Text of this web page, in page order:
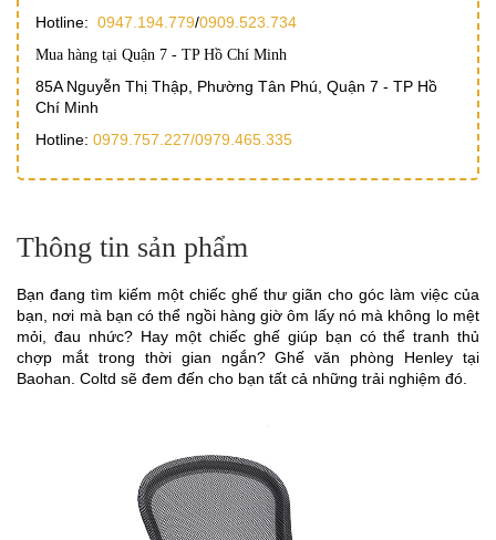
Hotline: 0947.194.779/0909.523.734
Mua hàng tại Quận 7 - TP Hồ Chí Minh
85A Nguyễn Thị Thập, Phường Tân Phú, Quận 7 - TP Hồ
Chí Minh
Hotline: 0979.757.227/0979.465.335
Thông tin sản phẩm
Bạn đang tìm kiếm một chiếc ghế thư giãn cho góc làm việc của
bạn, nơi mà bạn có thể ngồi hàng giờ ôm lấy nó mà không lo mệt
mỏi, đau nhức? Hay một chiếc ghế giúp bạn có thể tranh thủ
chợp mắt trong thời gian ngắn? Ghế văn phòng Henley tại
Baohan. Coltd sẽ đem đến cho bạn tất cả những trải nghiệm đó.